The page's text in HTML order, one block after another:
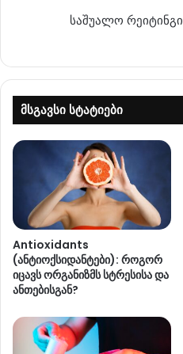
საშუალო რეიტინგი
მსგავსი სტატიები
Antioxidants
(ანტიოქსიდანტები): როგორ
იცავს ორგანიზმს სტრესისა და
ანთებისგან?